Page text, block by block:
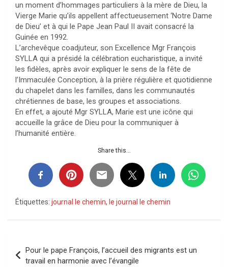
un moment d’hommages particuliers à la mère de Dieu, la
Vierge Marie qu’ils appellent affectueusement ‘Notre Dame
de Dieu’ et à qui le Pape Jean Paul II avait consacré la
Guinée en 1992.
L’archevêque coadjuteur, son Excellence Mgr François
SYLLA qui a présidé la célébration eucharistique, a invité
les fidèles, après avoir expliquer le sens de la fête de
l’Immaculée Conception, à la prière régulière et quotidienne
du chapelet dans les familles, dans les communautés
chrétiennes de base, les groupes et associations.
En effet, a ajouté Mgr SYLLA, Marie est une icône qui
accueille la grâce de Dieu pour la communiquer à
l’humanité entière.
Share this...
Étiquettes: journal le chemin, le journal le chemin
de
Pour le pape François, l’accueil des migrants est un
travail en harmonie avec l’évangile